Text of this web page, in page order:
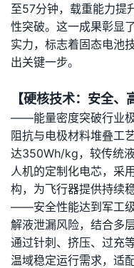
至57分钟，载重能力提
性突破。这一成果彰显
实力，标志着固态电池
出关键一步。
【硬核技术：安全、
——能量密度突破行业
阻抗与电极材料堆叠工
达350Wh/kg，较传统
人机的定制化电芯，采
构，为飞行器提供持续
——安全性能达到军工
解液泄漏风险，结合多
通过针刺、挤压、过
温域稳定运行需求，适